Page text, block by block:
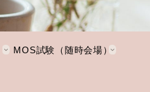
MOS試験（随時会場）